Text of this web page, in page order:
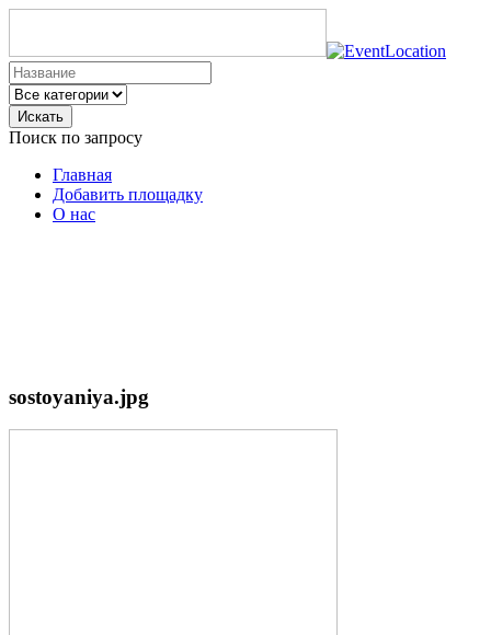
Искать
Поиск по запросу
Главная
Добавить площадку
О нас
sostoyaniya.jpg